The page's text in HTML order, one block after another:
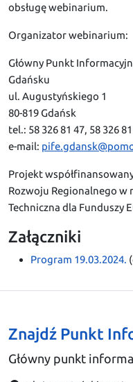
obsługę webinarium.
Organizator webinarium:
Główny Punkt
Gdańsku
ul. Augustyńskiego 1
80-819 Gdańsk
tel.: 58 326 81 47, 58 326
e-mail:
Projekt
Rozwoju Regionalnego w
Techniczna dla Funduszy
Załączniki
Program 19.03.2024.
Znajdź Punkt
Główny punkt